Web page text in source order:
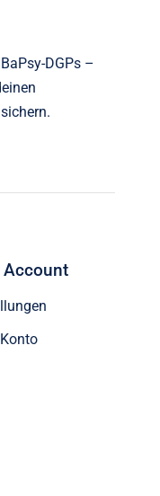
DGPs –
Account